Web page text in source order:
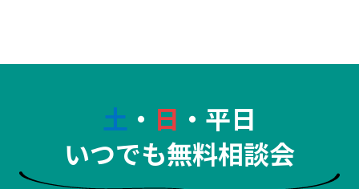
土 ・ 日 ・平日
いつでも無料相談会